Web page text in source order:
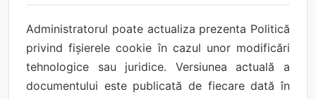
Administratorul poate actualiza prezenta Politică
privind fișierele cookie în cazul unor modificări
tehnologice sau juridice. Versiunea actuală a
documentului este publicată de fiecare dată în